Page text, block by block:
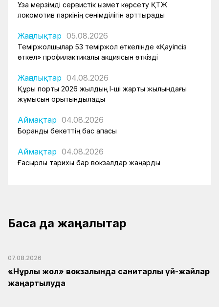
Ұзақ мерзімді сервистік қызмет көрсету ҚТЖ
локомотив паркінің сенімділігін арттырады
Жаңалықтар 05.08.2026
Теміржолшылар 53 теміржол өткелінде «Қауіпсіз
өткел» профилактикалық акциясын өткізді
Жаңалықтар 04.08.2026
Құрық порты 2026 жылдың І-ші жарты жылындағы
жұмысын қорытындылады
Аймақтар 04.08.2026
Боранды бекеттің бас қақпасы
Аймақтар 04.08.2026
Ғасырлық тарихы бар вокзалдар жаңарды
Басқа да жаңалықтар
07.08.2026
«Нұрлы жол» вокзалында санитарлық үй-жайлар
жаңартылуда